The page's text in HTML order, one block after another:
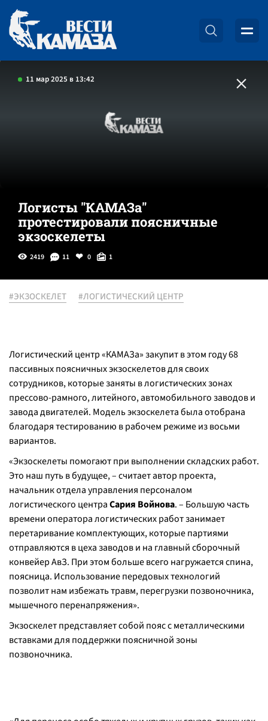
11 мар 2025 в 13:42
Логисты "КАМАЗа"
протестировали поясничные
экзоскелеты
2419 11 0 1
#ЭКЗОСКЕЛЕТ #ЛОГИСТИЧЕСКИЙ ЦЕНТР
Логистический центр «КАМАЗа» закупит в этом году 68
пассивных поясничных экзоскелетов для своих
сотрудников, которые заняты в логистических зонах
прессово-рамного, литейного, автомобильного заводов и
завода двигателей. Модель экзоскелета была отобрана
благодаря тестированию в рабочем режиме из восьми
вариантов.
«Экзоскелеты помогают при выполнении складских работ.
Это наш путь в будущее, – считает автор проекта,
начальник отдела управления персоналом
логистического центраСария Войнова. – Большую часть
времени оператора логистических работ занимает
перетаривание комплектующих, которые партиями
отправляются в цеха заводов и на главный сборочный
конвейер АвЗ. При этом больше всего нагружается спина,
поясница. Использование передовых технологий
позволит нам избежать травм, перегрузки позвоночника,
мышечного перенапряжения».
Экзоскелет представляет собой пояс с металлическими
вставками для поддержки поясничной зоны
позвоночника.